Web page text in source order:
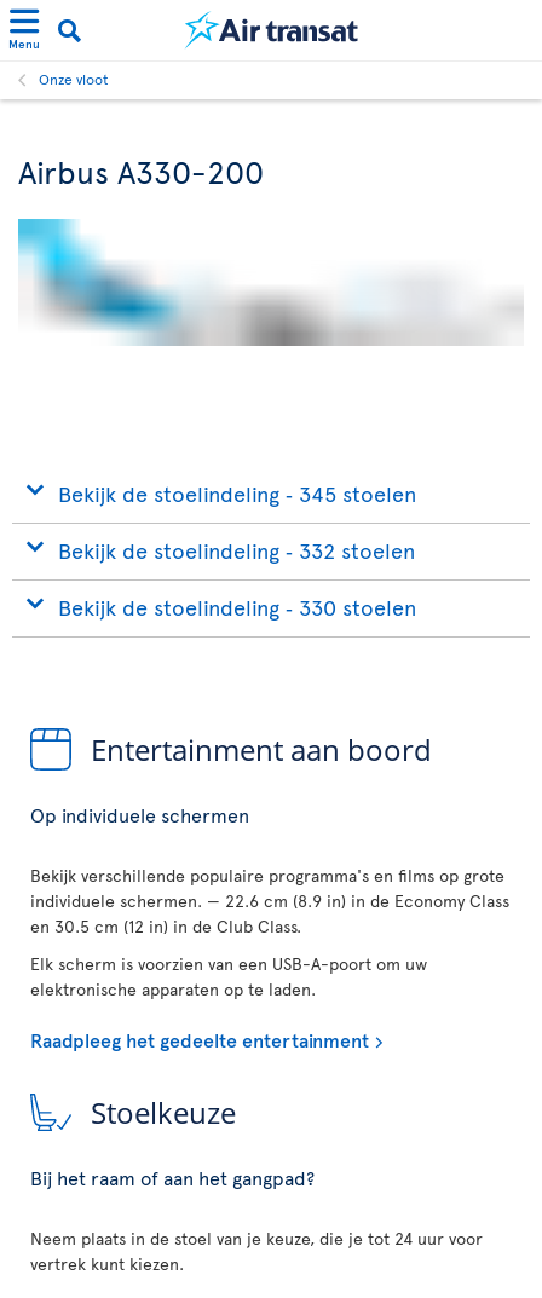
Menu
Onze vloot
Airbus A330-200
Bekijk de stoelindeling ‐ 345 stoelen
Bekijk de stoelindeling ‐ 332 stoelen
Bekijk de stoelindeling ‐ 330 stoelen
Entertainment aan boord
Op individuele schermen
Bekijk verschillende populaire programma's en films op grote
individuele schermen. — 22.6 cm (8.9 in) in de Economy Class
en 30.5 cm (12 in) in de Club Class.
Elk scherm is voorzien van een USB-A-poort om uw
elektronische apparaten op te laden.
Raadpleeg het gedeelte entertainment
Stoelkeuze
Bij het raam of aan het gangpad?
Neem plaats in de stoel van je keuze, die je tot 24 uur voor
vertrek kunt kiezen.